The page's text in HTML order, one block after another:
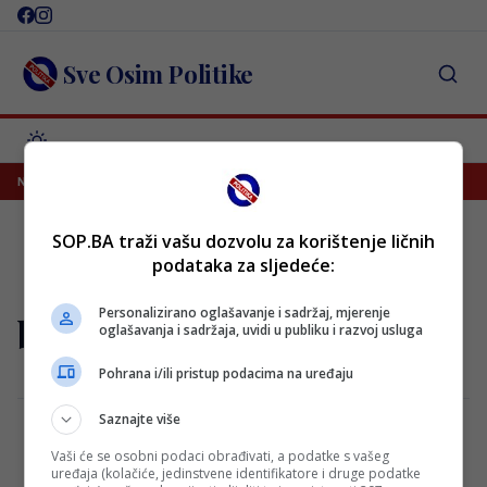
Skip
content Sve Osim Politike
NAJNOVIJELana Pudar predvodi BiH na Europskom prvenstvu u Parizu
bh fudbal
Pravilo koje odavno postoji u bh. fudbalu
SOP.BA traži vašu dozvolu za korištenje ličnih
podataka za sljedeće:
Personalizirano oglašavanje i sadržaj, mjerenje
oglašavanja i sadržaja, uvidi u publiku i razvoj usluga
Pohrana i/ili pristup podacima na uređaju
Saznajte više
Vaši će se osobni podaci obrađivati, a podatke s vašeg
uređaja (kolačiće, jedinstvene identifikatore i druge podatke